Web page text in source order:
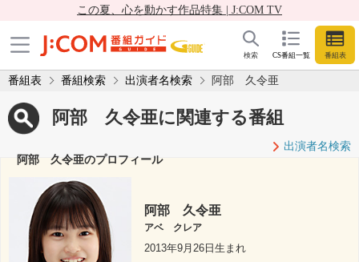
この夏、心を動かす作品特集 | J:COM TV
CS番組一覧 番組表
検索
番組表 番組検索 出演者名検索 阿部 久令亜
阿部 久令亜に関連する番組
出演者名検索
阿部 久令亜のプロフィール
阿部 久令亜
アベ クレア
2013年9月26日生まれ